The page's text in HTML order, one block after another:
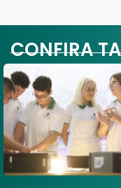
CONFIRA